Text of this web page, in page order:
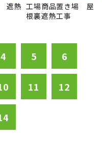
遮熱 工場商品置き場 屋
根裏遮熱工事
4 5 6
11 12